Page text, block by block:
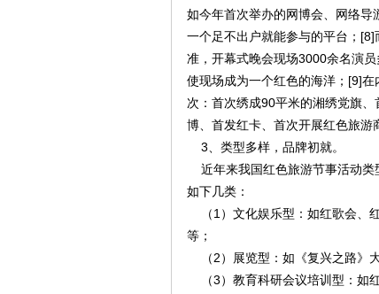
如今年首次举办的网博会、网络
一个足不出户就能参与的平台；
准，开幕式晚会现场3000余名演
使现场成为一个红色的海洋；[9]
次：首次绣成90平米的湘绣党旗
博、首发红卡、首次开展红色旅
3、类型多样，品牌初就。
近年来我国红色旅游节事活动类
如下几类：
（1）文化娱乐型：如红歌会、
等；
（2）展览型：如《复兴之路》
（3）教育科研会议培训型：如